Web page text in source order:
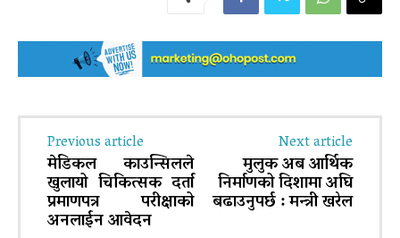
Previous article
मेडिकल काउन्सिलले
खुलायो चिकित्सक दर्ता
प्रमाणपत्र परीक्षाको
अनलाईन आवेदन
Next article
मुलुक अब आर्थिक
निर्माणको दिशामा अघि
बढाउनुपर्छ : मन्त्री खरेल